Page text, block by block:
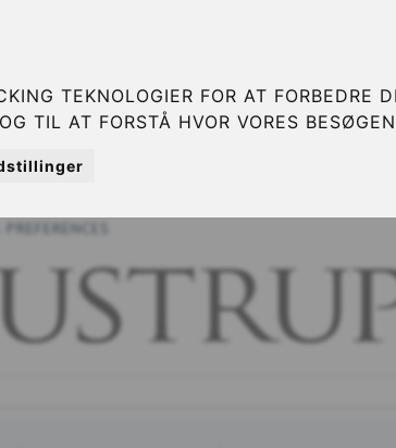
TEKNOLOGIER FOR AT FORBEDRE
TIL AT FORSTÅ HVOR VORES